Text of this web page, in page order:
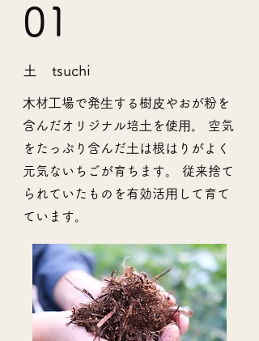
01
土 tsuchi
⽊材⼯場で発⽣する樹⽪やおが粉を
含んだオリジナル培⼟を使⽤。 空気
をたっぷり含んだ⼟は根はりがよく
元気ないちごが育ちます。 従来捨て
られていたものを有効活⽤して育て
ています。